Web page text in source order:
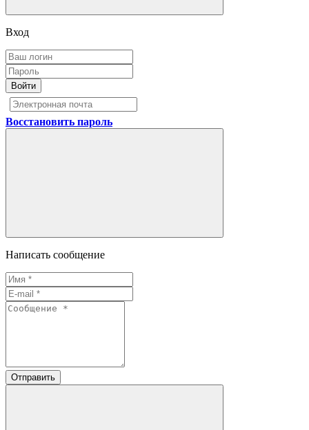
Вход
Войти
Восстановить пароль
Написать сообщение
Отправить